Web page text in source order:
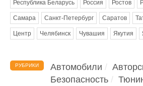
Республика Беларусь Россия Ростов
Самара Санкт-Петербург Саратов
Центр Челябинск Чувашия Якутия
РУБРИКИ Автомобили
Безопасность